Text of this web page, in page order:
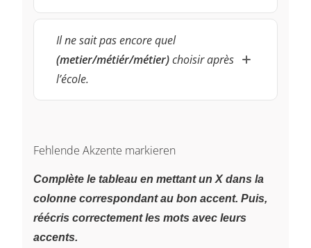
Il ne sait pas encore quel
(metier/métiér/métier)choisir après
l’école.
Fehlende Akzente markieren
Complète le tableau en mettant un X dans la
colonne correspondant au bon accent. Puis,
réécris correctement les mots avec leurs
accents.